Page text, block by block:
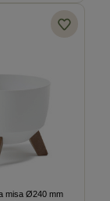
misa Ø240 mm